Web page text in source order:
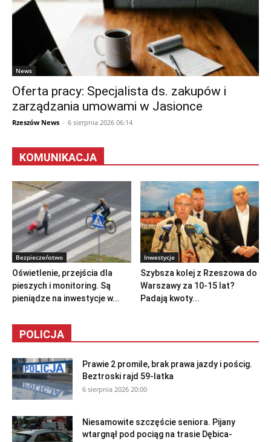
News
Oferta pracy: Specjalista ds. zakupów i
zarządzania umowami w Jasionce
Rzeszów News - 6 sierpnia 2026 06:14
KOMUNIKACJA
Bezpieczeństwo
Oświetlenie, przejścia dla
pieszych i monitoring. Są
pieniądze na inwestycje w...
Inwestycje
Szybsza kolej z Rzeszowa do
Warszawy za 10-15 lat?
Padają kwoty...
POLICJA
Prawie 2 promile, brak prawa jazdy i pościg.
Beztroski rajd 59-latka
6 sierpnia 2026 20:00
Niesamowite szczęście seniora. Pijany
wtargnął pod pociąg na trasie Dębica-